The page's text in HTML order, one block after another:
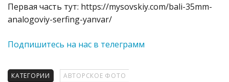
Первая часть тут: https://mysovskiy.com/bali-35mm-
analogoviy-serfing-yanvar/
Подпишитесь на нас в телеграмм
КАТЕГОРИИ
АВТОРСКОЕ ФОТО